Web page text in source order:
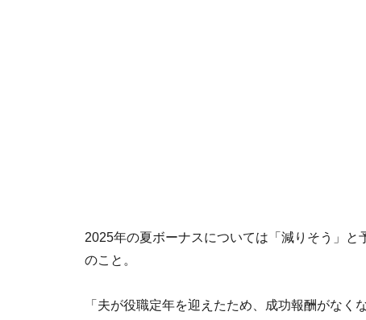
2025年の夏ボーナスについては「減りそう」
のこと。
「夫が役職定年を迎えたため、成功報酬がな